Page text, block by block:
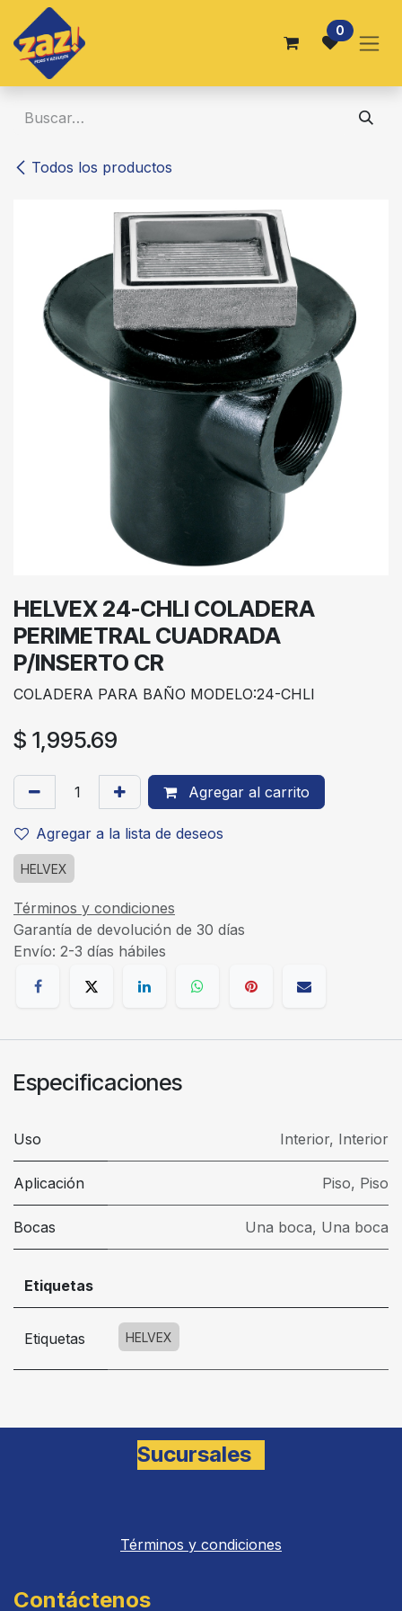
Ir al contenido
0
Todos los productos
HELVEX 24-CHLI COLADERA
PERIMETRAL CUADRADA
P/INSERTO CR
COLADERA PARA BAÑO MODELO:24-CHLI
$ 1,995.69
Agregar al carrito
Agregar a la lista de deseos
HELVEX
Términos y condiciones
Garantía de devolución de 30 días
Envío: 2-3 días hábiles
Especificaciones
Uso Interior, Interior
Aplicación Piso, Piso
Bocas Una boca, Una boca
Etiquetas
Etiquetas HELVEX
Sucursales
Términos y condiciones
Contáctenos